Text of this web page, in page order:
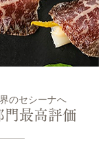
のセシーナへ
門最高評価